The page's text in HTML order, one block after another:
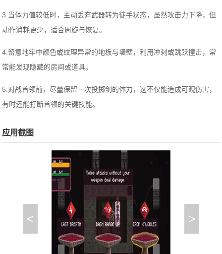
3.当体力值较低时，主动丢弃武器转为徒手状态，虽然攻击力下降，但
动作消耗更少，适合周旋与恢复。
4.留意地牢中颜色或纹理异常的地板与墙壁，利用冲刺或跳跃撞击，常
常能发现隐藏的房间或道具。
5.对战首领前，尽量保留一次投掷剑的体力，这不仅能造成可观伤害，
有时还能打断首领的关键技能。
应用截图
< >